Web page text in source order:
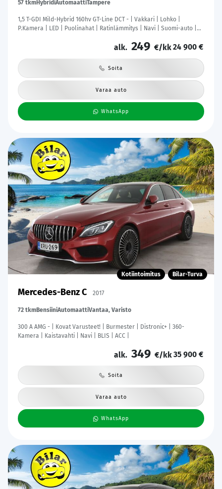
57 tkmHybridiAutomaattiTampere
1,5 T-GDI Mild-Hybrid 160hv GT-Line DCT - | Vakkari | Lohko |
P.Kamera | LED | Puolinahat | Ratinlämmitys | Navi | Suomi-auto |
alk. 249 €/kk24 900 €
Soita
Varaa auto
WhatsApp
Kotiintoimitus Bilar-Turva
Mercedes-Benz C 2017
72 tkmBensiiniAutomaattiVantaa, Varisto
300 A AMG - | Kovat Varusteet! | Burmester | Distronic+ | 360-
Kamera | Kaistavahti | Navi | BLIS | ACC |
alk. 349 €/kk35 900 €
Soita
Varaa auto
WhatsApp